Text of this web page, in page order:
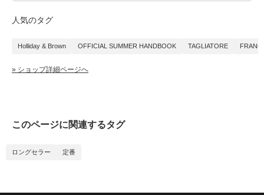
人気のタグ
Holliday & Brown OFFICIAL SUMMER HANDBOOK TAGLIATORE
» ショップ詳細ページへ
このページに関連するタグ
ロングセラー 定番